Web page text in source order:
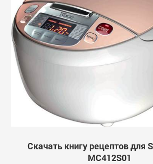
Скачать книгу рецептов для
MC412S01